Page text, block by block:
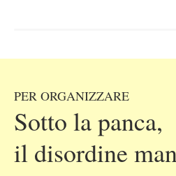
PER ORGANIZZARE
Sotto la panca,
il disordine